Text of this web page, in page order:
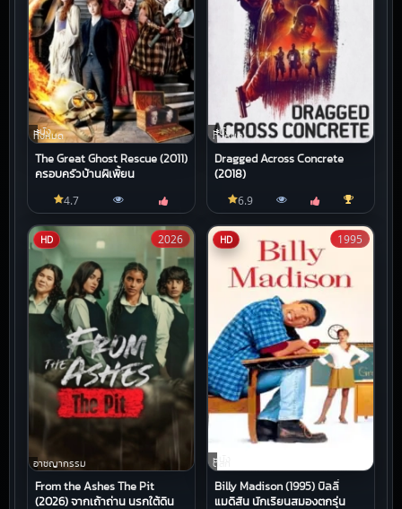
หนัง
ทั้งหมด
The Great Ghost Rescue (2011)
ครอบครัวบ้านผีเพี้ยน
4.7
หนัง
ทั้งหมด
Dragged Across Concrete
(2018)
6.9
HD
อาชญากรรม
From the Ashes The Pit
(2026) จากเถ้าถ่าน นรกใต้ดิน
2026 HD
หนัง
ตลก
Billy Madison (1995) บิลลี่
แมดิสัน นักเรียนสมองตกรุ่น
1995